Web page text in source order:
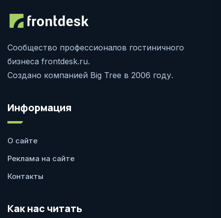
Сообщество профессионалов гостиничного
бизнеса frontdesk.ru.
Создано компанией Big Tree в 2006 году.
Информация
О сайте
Реклама на сайте
Контакты
Как нас читать